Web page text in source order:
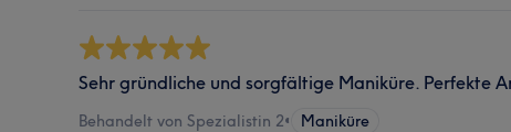
Sehr gründliche und sorgfältige Maniküre. Perfekte
Behandelt von Spezialistin 2• Maniküre